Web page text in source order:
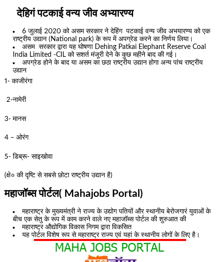
देहिगं पटकाई वन्य जीव अभ्यारण्य
6 जुलाई 2020 को असम सरकार ने देहिंग पटकाई वन्य जीव अभयारण्य को एक
राष्ट्रीय उद्यान (National park) के रूप में अपग्रेड करने का निर्णय लिया।
असम सरकार द्वारा यह घोषणा Dehing Patkai Elephant Reserve Coal
India Limited -CIL को सशर्त मंजूरी देने के कुछ महीने बाद की गई।
अपग्रेड होने के बाद या असम का छठा राष्ट्रीय उद्यान होगा अन्य पांच राष्ट्रीय
उद्यान
1- काजीरंगा
2-नामेरी
3- मानस
4 – ओरंग
5- डिब्रू- साइखोवा
(क्षे० की दृष्टि से सबसे छोटा राष्ट्रीय उद्यान है)
महाजॉब्स पोर्टल( Mahajobs Portal)
महाराष्ट्र के मुख्यमंत्री ने राज्य के उद्योग पतियों और स्थानीय बेरोजगारं युवाओं के
बीच एक सेतु के रूप में काम करने वाले नए महाजॉब्स पोर्टल की शुरुआत की
महाराष्ट्र औद्योगिक विकास निगम द्वारा विकसित
यह पोर्टल विशेष रूप से महाराष्ट्र राज्य एवं यहां के स्थानीय लोगों के लिए है।